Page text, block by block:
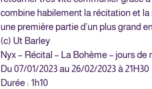
combine habilement la récitation et
une première partie d’un plus grand
(c) Ut Barley
Nyx – Récital – La Bohème – jours
Du 07/01/2023 au 26/02/2023 à 21H30
Durée : 1h10